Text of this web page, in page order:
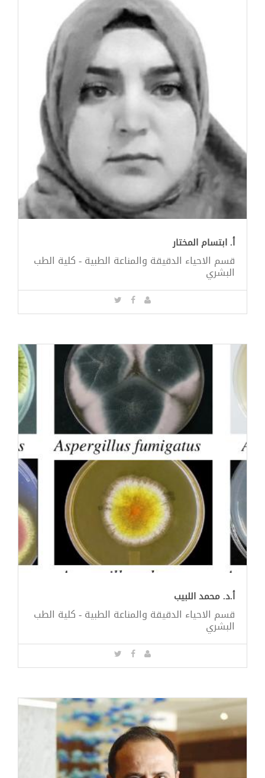
أ. ابتسام المختار
قسم الاحياء الدقيقة والمناعة الطبية - كلية الطب
البشري
أ.د. محمد اللبيب
قسم الاحياء الدقيقة والمناعة الطبية - كلية الطب
البشري